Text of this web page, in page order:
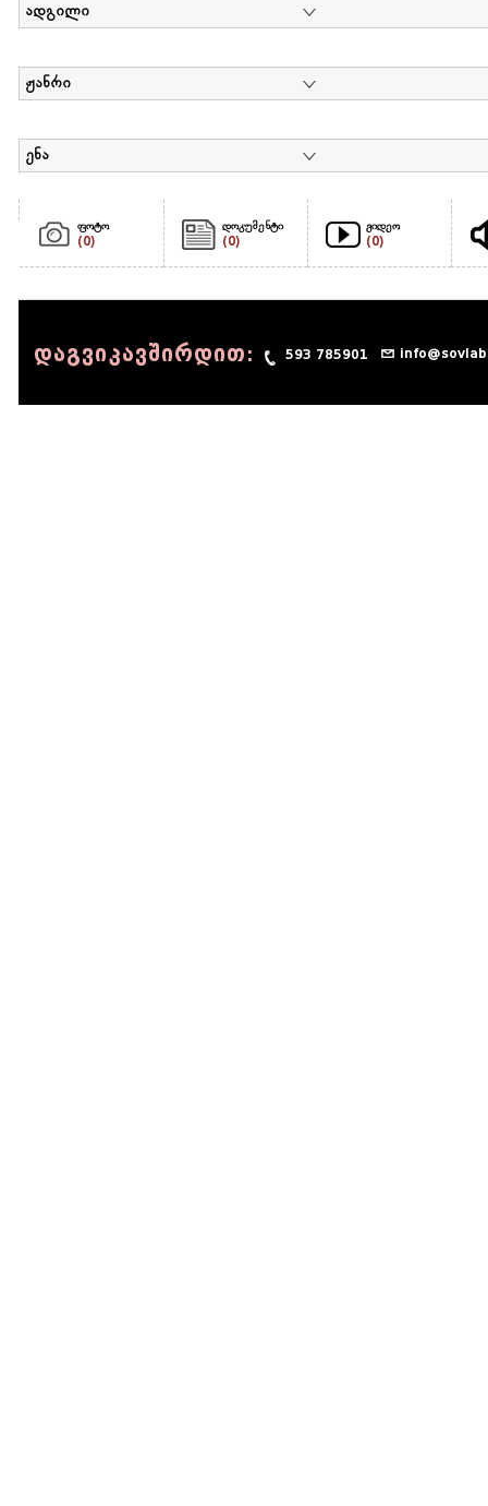
ადგილი
ჟანრი
ენა
ფოტო
(0)
დოკუმენტი
(0)
ვიდეო
(0)
დაგვიკავშირდით: 593 785901